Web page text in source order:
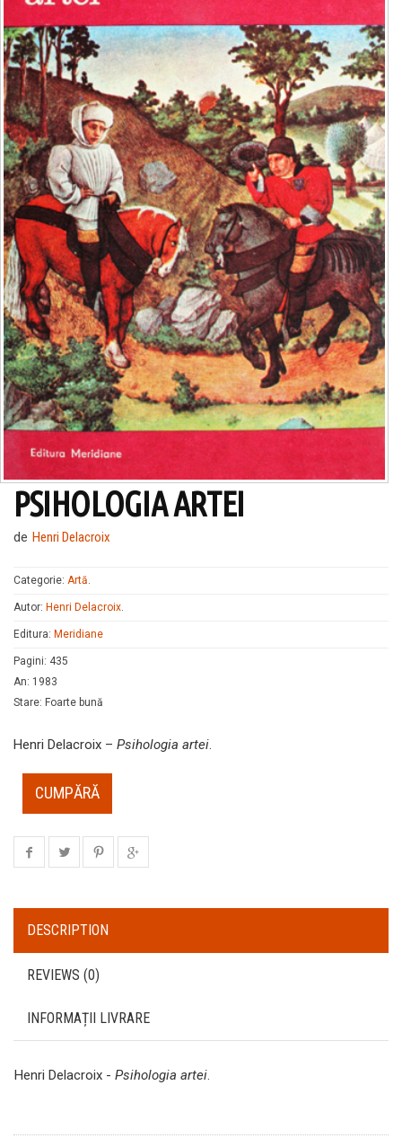
PSIHOLOGIA ARTEI
de Henri Delacroix
Categorie: Artă
Autor: Henri Delacroix
Editura: Meridiane
Pagini: 435
An: 1983
Stare: Foarte bună
Henri Delacroix – Psihologia artei.
CUMPĂRĂ
DESCRIPTION
REVIEWS (0)
INFORMAȚII LIVRARE
Henri Delacroix - Psihologia artei.